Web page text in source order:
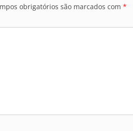
obrigatórios são marcados com *